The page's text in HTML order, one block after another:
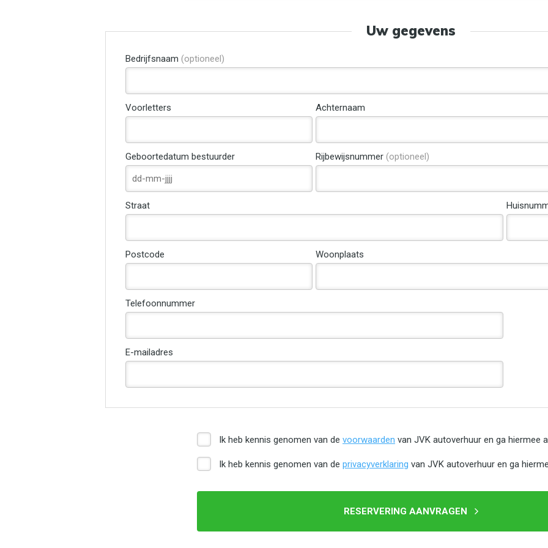
Uw gegevens
Bedrijfsnaam (optioneel)
Voorletters Achternaam
Geboortedatum bestuurder Rijbewijsnummer(optioneel)
Straat
Postcode Woonplaats
Telefoonnummer
E-mailadres
Ik heb kennis genomen van de voorwaarden van JVK autoverhuur en ga hiermee
Ik heb kennis genomen van de privacyverklaring van JVK autoverhuur en ga
RESERVERING AANVRAGEN